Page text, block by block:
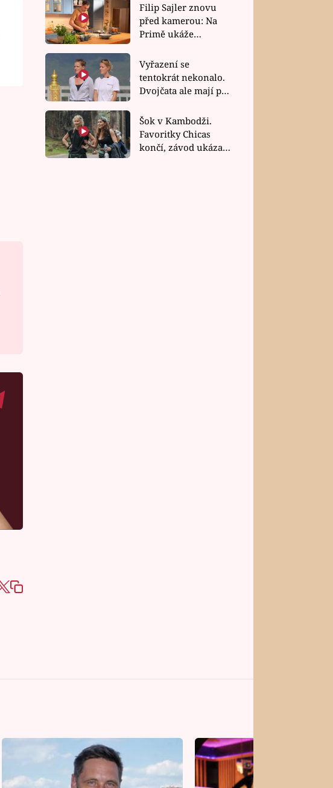
Filip Sajler znovu
před kamerou: Na
Primě ukáže
rychlé recepty
Vyřazení se
tentokrát nekonalo.
Dvojčata ale mají po
závodu nůž na krku
Šok v Kambodži.
Favoritky Chicas
končí, závod ukázal